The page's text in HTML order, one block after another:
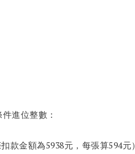
進位整數：
款金額為5938元，每張算594元）